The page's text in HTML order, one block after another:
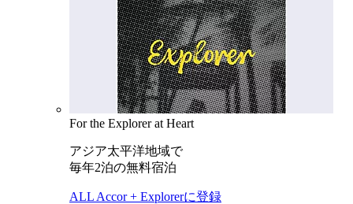
For the Explorer at Heart
アジア太平洋地域で
毎年2泊の無料宿泊
ALL Accor + Explorerに登録